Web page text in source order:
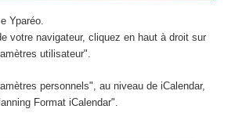
Yparéo.
votre navigateur, cliquez en haut à droit sur
utilisateur".
personnels", au niveau de iCalendar,
Format iCalendar".